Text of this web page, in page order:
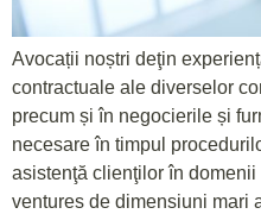
Avocații noștri deţin
contractuale ale diverselor
precum și în negocierile și
necesare în timpul
asistenţă clienţilor în
ventures de dimensiuni mari